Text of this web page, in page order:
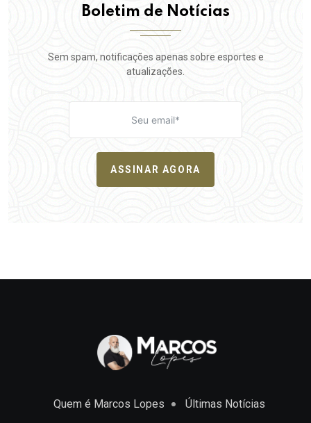
Boletim de Notícias
Sem spam, notificações apenas sobre esportes e
atualizações.
ASSINAR AGORA
Quem é Marcos Lopes Últimas Notícias